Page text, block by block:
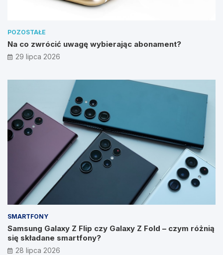
POZOSTAŁE
Na co zwrócić uwagę wybierając abonament?
29 lipca 2026
SMARTFONY
Samsung Galaxy Z Flip czy Galaxy Z Fold – czym różnią
się składane smartfony?
28 lipca 2026